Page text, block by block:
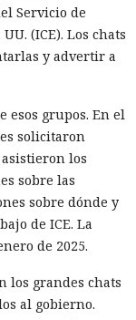
Servicio de
(ICE). Los chats
y advertir a
esos grupos. En el
solicitaron
los
sobre las
sobre dónde y
de ICE. La
de 2025.
los grandes chats
al gobierno.